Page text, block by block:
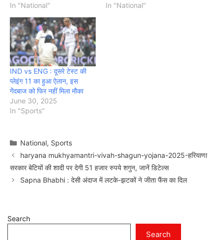
In "National"
In "National"
IND vs ENG : दूसरे टेस्ट की
प्लेइंग 11 का हुआ ऐलान, इस
गेंदबाज को फिर नहीं मिला मौका
June 30, 2025
In "Sports"
Categories
National, Sports
haryana mukhyamantri-vivah-shagun-yojana-2025-हरियाणा
सरकार बेटियों की शादी पर देगी 51 हजार रुपये शगुन, जानें डिटेल्स
Sapna Bhabhi : देसी अंदाज में लटके-झटकों ने जीता फैंस का दिल
Search
Search